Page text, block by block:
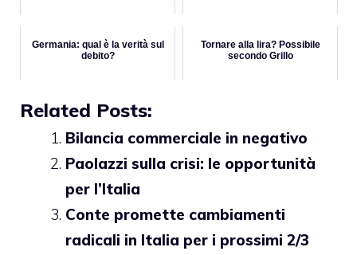
Germania: qual è la verità sul
debito?
Tornare alla lira? Possibile
secondo Grillo
Related Posts:
Bilancia commerciale in negativo
Paolazzi sulla crisi: le opportunità
per l’Italia
Conte promette cambiamenti
radicali in Italia per i prossimi 2/3